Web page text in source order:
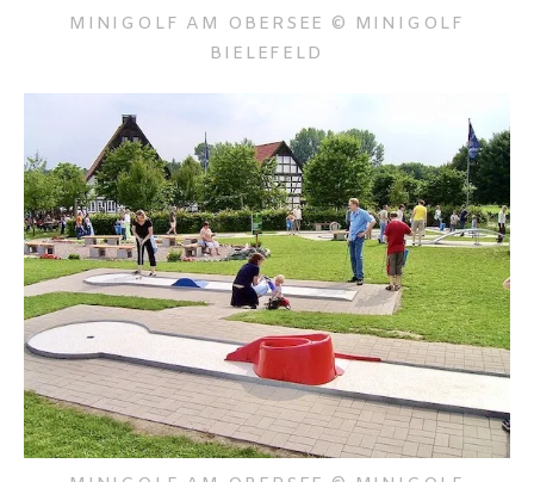
MINIGOLF AM OBERSEE © MINIGOLF
BIELEFELD